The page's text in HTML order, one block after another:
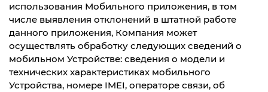
использования Мобильного приложения, в том
числе выявления отклонений в штатной работе
данного приложения, Компания может
осуществлять обработку следующих сведений о
мобильном Устройстве: сведения о модели и
технических характеристиках мобильного
Устройства, номере IMEI, операторе связи, об